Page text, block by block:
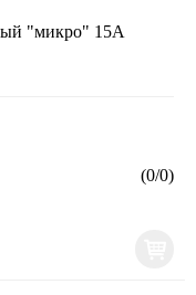
"микро" 15А
(0/0)